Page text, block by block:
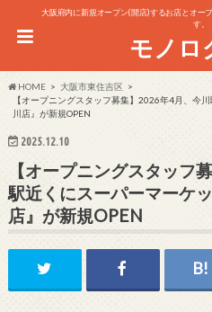
大阪府内に新規オープン(開店)するお店とオー
す。
モノロ
HOME
大阪市東住吉区
【オープニングスタッフ募集】2026年4月、今
川店』が新規OPEN
2025.12.10
【オープニングスタッフ
駅近くにスーパーマーケ
店』が新規OPEN